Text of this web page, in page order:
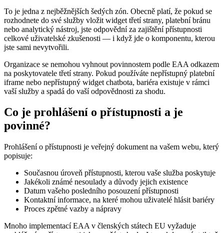
To je jedna z nejběžnějších šedých zón. Obecně platí, že pokud se
rozhodnete do své služby vložit widget třetí strany, platební bránu
nebo analytický nástroj, jste odpovědní za zajištění přístupnosti
celkové uživatelské zkušenosti — i když jde o komponentu, kterou
jste sami nevytvořili.
Organizace se nemohou vyhnout povinnostem podle EAA odkazem
na poskytovatele třetí strany. Pokud používáte nepřístupný platební
iframe nebo nepřístupný widget chatbota, bariéra existuje v rámci
vaší služby a spadá do vaší odpovědnosti za shodu.
Co je prohlášení o přístupnosti a je
povinné?
Prohlášení o přístupnosti je veřejný dokument na vašem webu, který
popisuje:
Současnou úroveň přístupnosti, kterou vaše služba poskytuje
Jakékoli známé nesoulady a důvody jejich existence
Datum vašeho posledního posouzení přístupnosti
Kontaktní informace, na které mohou uživatelé hlásit bariéry
Proces zpětné vazby a nápravy
Mnoho implementací EAA v členských státech EU vyžaduje